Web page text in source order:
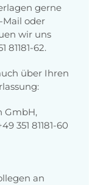
gerne
Mail oder
wir uns
62.
über Ihren
GmbH,
351 81181-60
an